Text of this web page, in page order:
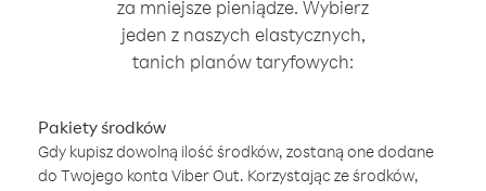
za mniejsze pieniądze. Wybierz
jeden z naszych elastycznych,
tanich planów taryfowych:
Pakiety środków
Gdy kupisz dowolną ilość środków, zostaną one dodane
do Twojego konta Viber Out. Korzystając ze środków,